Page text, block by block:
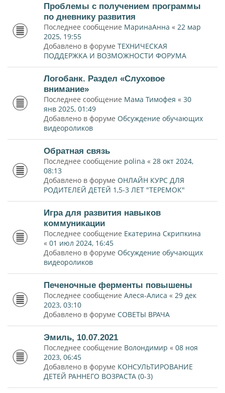
Проблемы с получением программы
по дневнику развития
Последнее сообщение МаринаАнна « 22 мар
2025, 19:55
Добавлено в форуме ТЕХНИЧЕСКАЯ
ПОДДЕРЖКА И ВОЗМОЖНОСТИ ФОРУМА
Логобанк. Раздел «Слуховое
внимание»
Последнее сообщение Мама Тимофея « 30
янв 2025, 01:49
Добавлено в форуме Обсуждение обучающих
видеороликов
Обратная связь
Последнее сообщение polina « 28 окт 2024,
08:13
Добавлено в форуме ОНЛАЙН КУРС ДЛЯ
РОДИТЕЛЕЙ ДЕТЕЙ 1,5-3 ЛЕТ "ТЕРЕМОК"
Игра для развития навыков
коммуникации
Последнее сообщение Екатерина Скрипкина
« 01 июл 2024, 16:45
Добавлено в форуме Обсуждение обучающих
видеороликов
Печеночные ферменты повышены
Последнее сообщение Алеся-Алиса « 29 дек
2023, 03:10
Добавлено в форуме СОВЕТЫ ВРАЧА
Эмиль, 10.07.2021
Последнее сообщение Волондимир « 08 ноя
2023, 06:45
Добавлено в форуме КОНСУЛЬТИРОВАНИЕ
ДЕТЕЙ РАННЕГО ВОЗРАСТА (0-3)